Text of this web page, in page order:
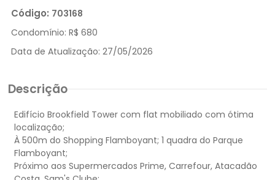
Código: 703168
Condomínio: R$ 680
Data de Atualização: 27/05/2026
Descrição
Edifício Brookfield Tower com flat mobiliado com ótima
localização;
À 500m do Shopping Flamboyant; 1 quadra do Parque
Flamboyant;
Próximo aos Supermercados Prime, Carrefour, Atacadão